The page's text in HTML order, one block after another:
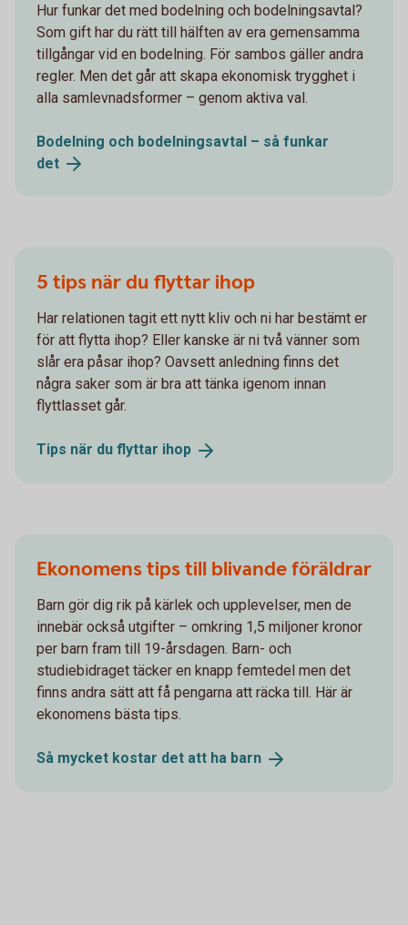
Hur funkar det med bodelning och bodelningsavtal?
Som gift har du rätt till hälften av era gemensamma
tillgångar vid en bodelning. För sambos gäller andra
regler. Men det går att skapa ekonomisk trygghet i
alla samlevnadsformer – genom aktiva val.
Bodelning och bodelningsavtal – så funkar
det
5 tips när du flyttar ihop
Har relationen tagit ett nytt kliv och ni har bestämt er
för att flytta ihop? Eller kanske är ni två vänner som
slår era påsar ihop? Oavsett anledning finns det
några saker som är bra att tänka igenom innan
flyttlasset går.
Tips när du flyttar ihop
Ekonomens tips till blivande föräldrar
Barn gör dig rik på kärlek och upplevelser, men de
innebär också utgifter – omkring 1,5 miljoner kronor
per barn fram till 19-årsdagen. Barn- och
studiebidraget täcker en knapp femtedel men det
finns andra sätt att få pengarna att räcka till. Här är
ekonomens bästa tips.
Så mycket kostar det att ha barn